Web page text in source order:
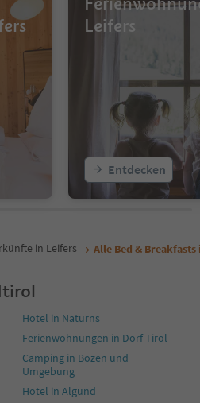
Leifers
Entdecken
in Leifers Alle Bed &
Hotel in Naturns
Ferienwohnungen in Dorf Tirol
Camping in Bozen und
Umgebung
Hotel in Algund